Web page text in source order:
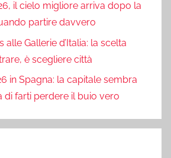
il cielo migliore arriva dopo la
partire davvero
alle Gallerie d’Italia: la scelta
è scegliere città
in Spagna: la capitale sembra
di farti perdere il buio vero